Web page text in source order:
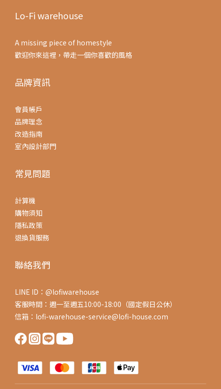
Lo-Fi warehouse
A missing piece of homestyle
歡迎你來這裡，帶走一個你喜歡的風格
品牌資訊
會員帳戶
品牌理念
改造指南
室內設計部門
常見問題
計算機
購物須知
隱私政策
退換貨服務
聯絡我們
LINE ID：@lofiwarehouse
客服時間：週一至週五10:00-18:00（國定假日公休）
信箱：lofi-warehouse-service@lofi-house.com